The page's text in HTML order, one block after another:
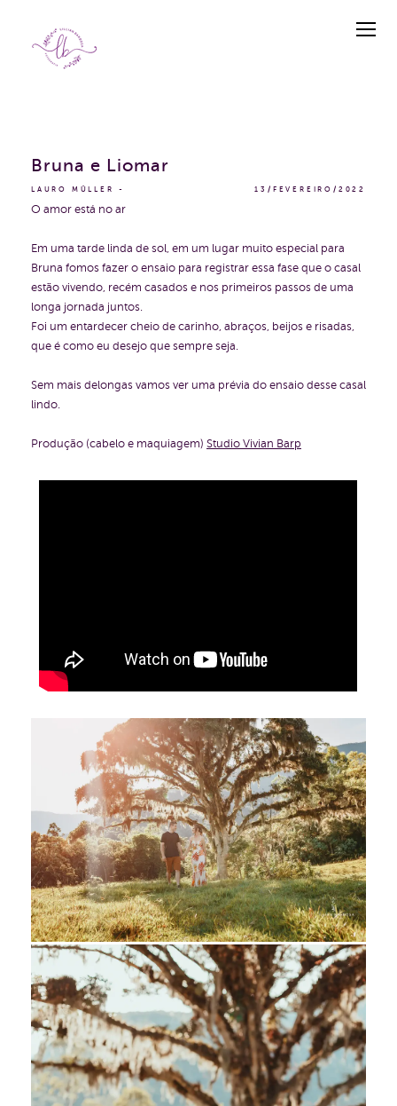
LAURO MÜLLER 13/FEVEREIRO/2022
Bruna e Liomar
O amor está no ar
Em uma tarde linda de sol, em um lugar muito especial para
Bruna fomos fazer o ensaio para registrar essa fase que o casal
estão vivendo, recém casados e nos primeiros passos de uma
longa jornada juntos.
Foi um entardecer cheio de carinho, abraços, beijos e risadas,
que é como eu desejo que sempre seja.
Sem mais delongas vamos ver uma prévia do ensaio desse casal
lindo.
Produção (cabelo e maquiagem) Studio Vivian Barp